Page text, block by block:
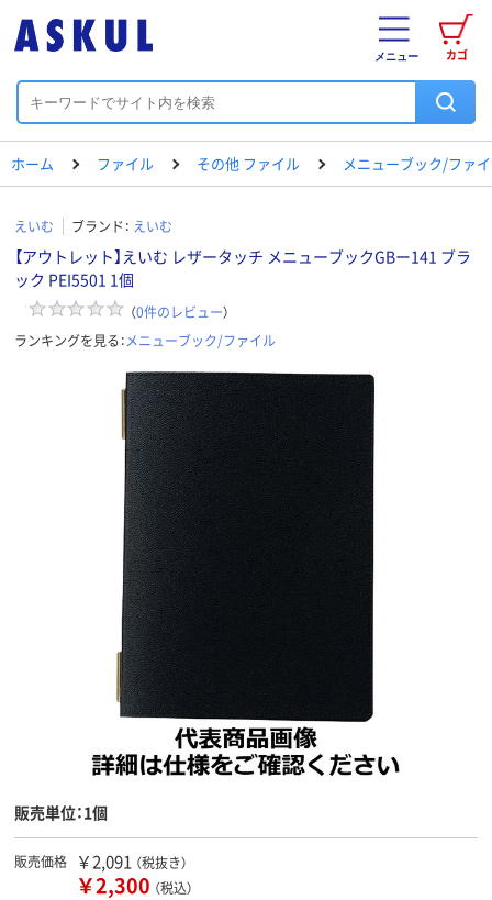
カゴ
メニュー
ホーム ファイル その他 ファイル メニューブック/ファ
えいむ ブランド： えいむ
【アウトレット】えいむ レザータッチ メニューブックGBー141 ブラ
ック PEI5501 1個
（0件のレビュー）
ランキングを見る：メニューブック/ファイル
販売単位：1個
販売価格 ￥2,091 （税抜き）
￥2,300 （税込）